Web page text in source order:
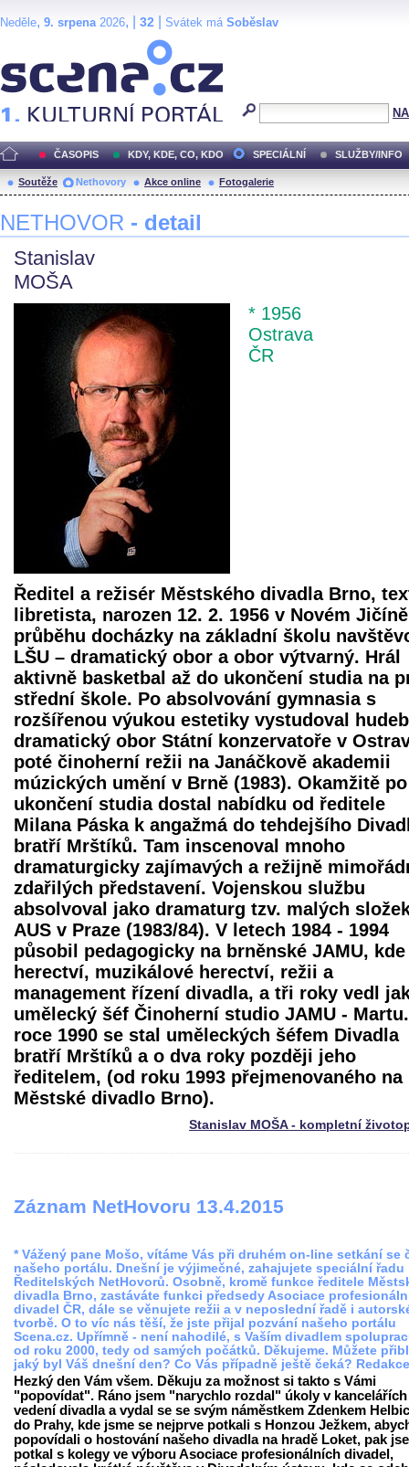
Neděle, 9. srpena2026, | 32 Svátek má Soběslav
ČASOPIS KDY, KDE, CO, KDO SPECIÁLNÍ SLUŽBY/INFO
Soutěže Nethovory Akce online Fotogalerie
NETHOVOR - detail
Stanislav
MOŠA
* 1956
Ostrava
ČR
Ředitel a režisér Městského divadla Brno,
libretista, narozen 12. 2. 1956 v Novém
průběhu docházky na základní školu
LŠU – dramatický obor a obor výtvarný. Hrál
aktivně basketbal až do ukončení studia na
střední škole. Po absolvování gymnasia s
rozšířenou výukou estetiky vystudoval
dramatický obor Státní konzervatoře v
poté činoherní režii na Janáčkově akademii
múzických umění v Brně (1983). Okamžitě po
ukončení studia dostal nabídku od ředitele
Milana Páska k angažmá do tehdejšího
bratří Mrštíků. Tam inscenoval mnoho
dramaturgicky zajímavých a režijně
zdařilých představení. Vojenskou službu
absolvoval jako dramaturg tzv. malých
AUS v Praze (1983/84). V letech 1984 - 1994
působil pedagogicky na brněnské JAMU,
herectví, muzikálové herectví, režii a
management řízení divadla, a tři roky vedl
umělecký šéf Činoherní studio JAMU -
roce 1990 se stal uměleckých šéfem Divadla
bratří Mrštíků a o dva roky později jeho
ředitelem, (od roku 1993 přejmenovaného na
Městské divadlo Brno).
Stanislav MOŠA - kompletní
Záznam NetHovoru 13.4.2015
* Vážený pane Mošo, vítáme Vás při druhém on-line setkání se
našeho portálu. Dnešní je výjimečné, zahajujete speciální řadu
Ředitelských NetHovorů. Osobně, kromě funkce ředitele
divadla Brno, zastáváte funkci předsedy Asociace
divadel ČR, dále se věnujete režii a v neposlední řadě i
tvorbě. O to víc nás těší, že jste přijal pozvání našeho portálu
Scena.cz. Upřímně - není nahodilé, s Vaším divadlem
od roku 2000, tedy od samých počátků. Děkujeme. Můžete
jaký byl Váš dnešní den? Co Vás případně ještě čeká? Redakce
Hezký den Vám všem. Děkuju za možnost si takto s Vámi
"popovídat". Ráno jsem "narychlo rozdal" úkoly v kancelářích
vedení divadla a vydal se se svým náměstkem Zdenkem
do Prahy, kde jsme se nejprve potkali s Honzou Ježkem,
popovídali o hostování našeho divadla na hradě Loket, pak
potkal s kolegy ve výboru Asociace profesionálních divadel,